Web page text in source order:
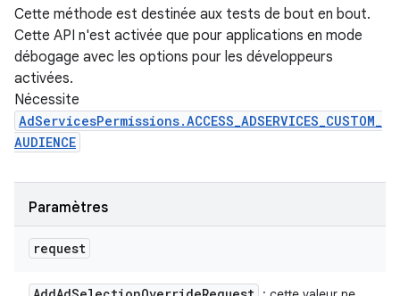
Cette méthode est destinée aux tests de bout en bout.
Cette API n'est activée que pour applications en mode
débogage avec les options pour les développeurs
activées.
Nécessite
AdServicesPermissions.ACCESS_ADSERVICES_CUSTOM_
AUDIENCE
Paramètres
request